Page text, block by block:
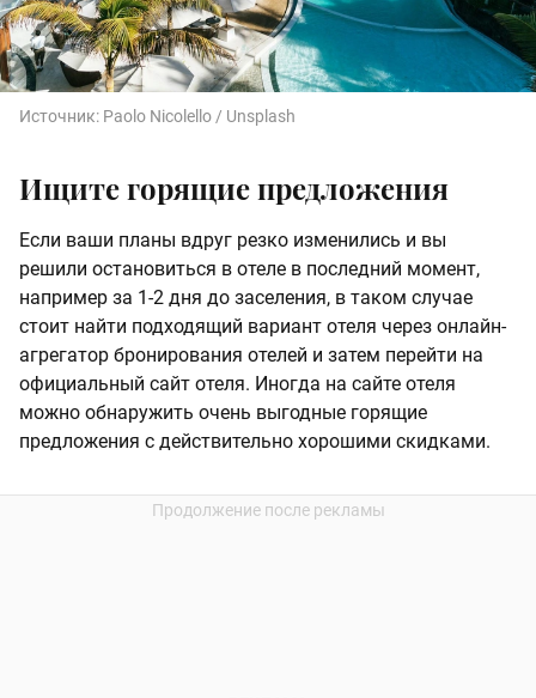
Источник: Paolo Nicolello / Unsplash
Ищите горящие предложения
Если ваши планы вдруг резко изменились и вы
решили остановиться в отеле в последний момент,
например за 1-2 дня до заселения, в таком случае
стоит найти подходящий вариант отеля через онлайн-
агрегатор бронирования отелей и затем перейти на
официальный сайт отеля. Иногда на сайте отеля
можно обнаружить очень выгодные горящие
предложения с действительно хорошими скидками.